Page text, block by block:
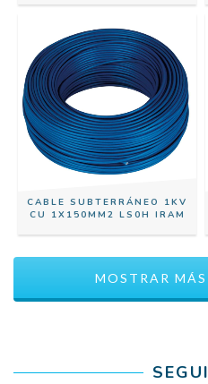
CABLE SUBTERRÁNEO 1KV
CU 1X150MM2 LS0H IRAM
MOSTRAR